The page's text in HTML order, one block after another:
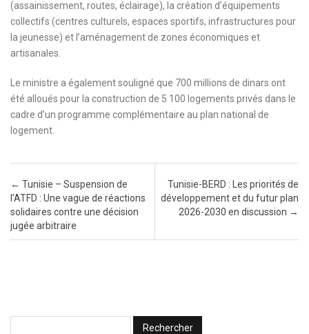
(assainissement, routes, éclairage), la création d’équipements
collectifs (centres culturels, espaces sportifs, infrastructures pour
la jeunesse) et l’aménagement de zones économiques et
artisanales.
Le ministre a également souligné que 700 millions de dinars ont
été alloués pour la construction de 5 100 logements privés dans le
cadre d’un programme complémentaire au plan national de
logement.
Post navigation
← Tunisie – Suspension de
l’ATFD : Une vague de réactions
solidaires contre une décision
jugée arbitraire
Tunisie-BERD : Les priorités de
développement et du futur plan
2026-2030 en discussion →